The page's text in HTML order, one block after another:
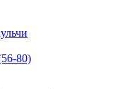
80)